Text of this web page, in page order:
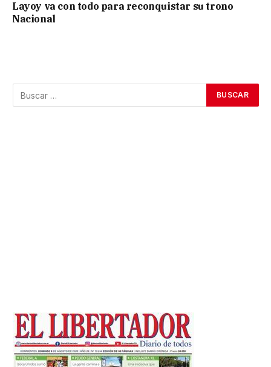
Layoy va con todo para reconquistar su trono
Nacional